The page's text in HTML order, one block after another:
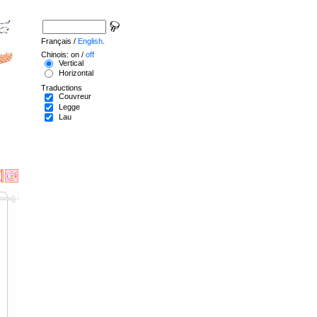
Français / English
Chinois: on / off
Vertical
Horizontal
Traductions
Couvreur
Legge
Lau